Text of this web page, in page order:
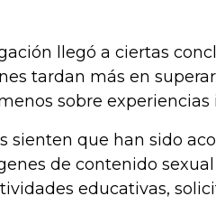
llegó a ciertas
tardan más en
sobre experiencias
sienten que han sido
de contenido
educativas,